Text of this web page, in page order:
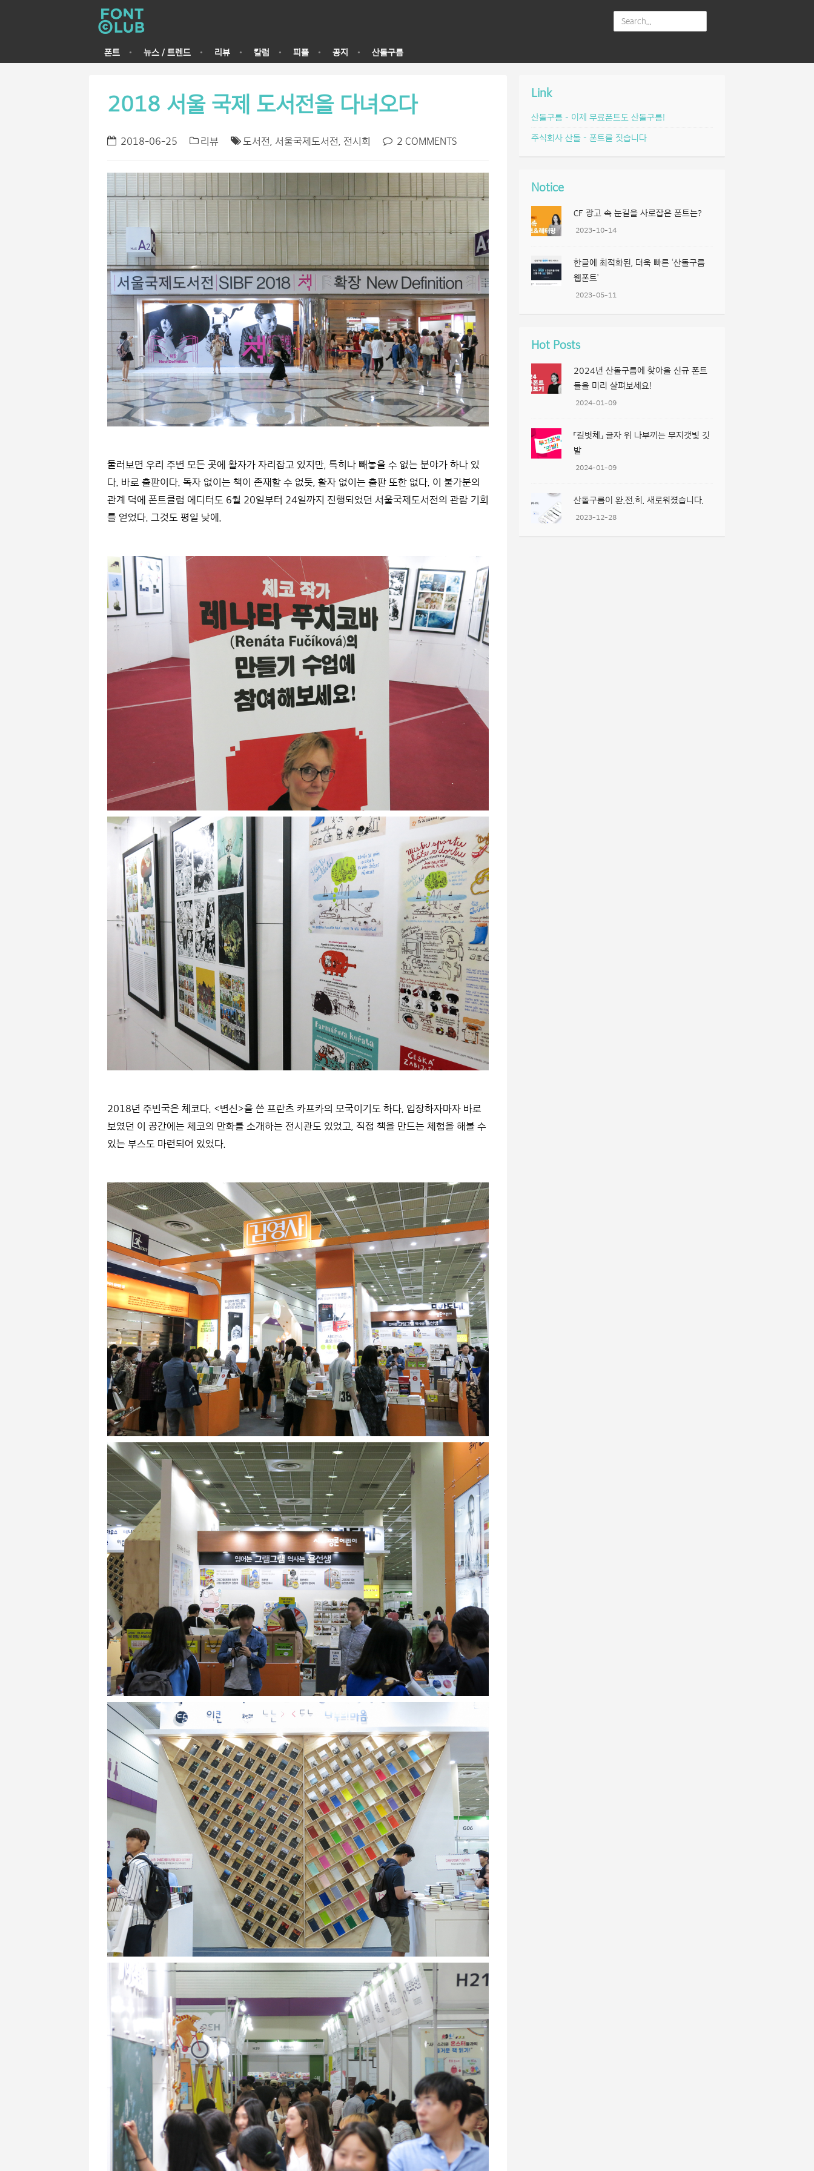
폰트 뉴스 / 트렌드 리뷰 칼럼 피플 공지 산돌구름
2018 서울 국제 도서전을 다녀오다
2018-06-25 리뷰 도서전 서울국제도서전 전시회 2 COMMENTS
둘러보면 우리 주변 모든 곳에 활자가 자리잡고 있지만, 특히나 빼놓을 수 없는 분야가 하나 있
다. 바로 출판이다. 독자 없이는 책이 존재할 수 없듯, 활자 없이는 출판 또한 없다. 이 불가분의
관계 덕에 폰트클럽 에디터도 6월 20일부터 24일까지 진행되었던 서울국제도서전의 관람 기회
를 얻었다. 그것도 평일 낮에.
2018년 주빈국은 체코다. <변신>을 쓴 프란츠 카프카의 모국이기도 하다. 입장하자마자 바로
보였던 이 공간에는 체코의 만화를 소개하는 전시관도 있었고, 직접 책을 만드는 체험을 해볼 수
있는 부스도 마련되어 있었다.
Link
산돌구름 – 이제 무료폰트도 산돌구름!
주식회사 산돌 – 폰트를 짓습니다
Notice
CF 광고 속 눈길을 사로잡은 폰트는?
2023-10-14
한글에 최적화된, 더욱 빠른 ‘산돌구름
웹폰트’
2023-05-11
Hot Posts
2024년 산돌구름에 찾아올 신규 폰트
들을 미리 살펴보세요!
2024-01-09
「길벗체」 글자 위 나부끼는 무지갯빛 깃
발
2024-01-09
산돌구름이 완.전.히. 새로워졌습니다.
2023-12-28